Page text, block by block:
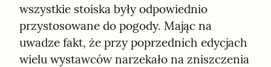
wszystkie stoiska były odpowiednio
przystosowane do pogody. Mając na
uwadze fakt, że przy poprzednich edycjach
wielu wystawców narzekało na zniszczenia